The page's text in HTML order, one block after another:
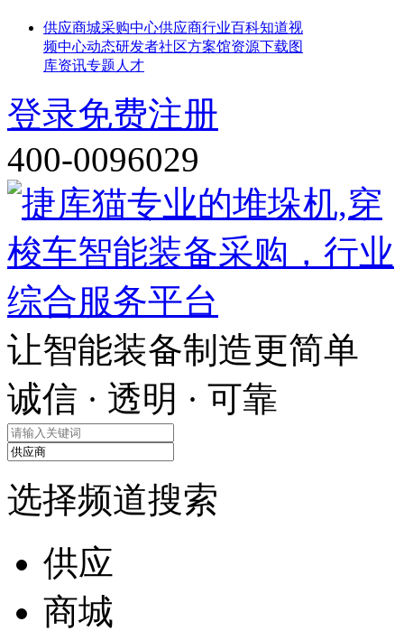
供应商城采购中心供应商行业百科知道视
频中心动态研发者社区方案馆资源下载图
库资讯专题 人才
登录免费注册
400-0096029
让智能装备制造更简单
诚信 · 透明 · 可靠
选择频道搜索
供应
商城